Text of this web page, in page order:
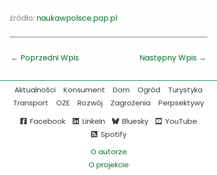
źródło: naukawpolsce.pap.pl
← Poprzedni Wpis Następny Wpis →
Aktualności Konsument Dom Ogród
Turystyka
Transport
OZE Rozwój Zagrożenia
Perpsektywy
Facebook
LinkeIn Bluesky
YouTube
Spotify
O autorze
O projekcie